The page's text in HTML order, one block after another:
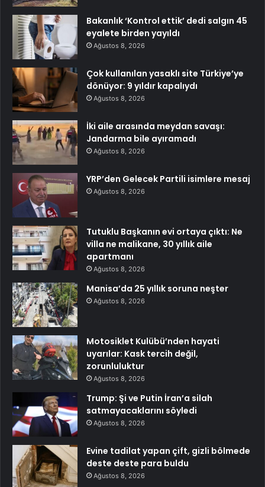
Bakanlık ‘Kontrol ettik’ dedi salgın 45
eyalete birden yayıldı
Ağustos 8, 2026
Çok kullanılan yasaklı site Türkiye’ye
dönüyor: 9 yıldır kapalıydı
Ağustos 8, 2026
İki aile arasında meydan savaşı:
Jandarma bile ayıramadı
Ağustos 8, 2026
YRP’den Gelecek Partili isimlere mesaj
Ağustos 8, 2026
Tutuklu Başkanın evi ortaya çıktı: Ne
villa ne malikane, 30 yıllık aile
apartmanı
Ağustos 8, 2026
Manisa’da 25 yıllık soruna neşter
Ağustos 8, 2026
Motosiklet Kulübü’nden hayati
uyarılar: Kask tercih değil,
zorunluluktur
Ağustos 8, 2026
Trump: Şi ve Putin İran’a silah
satmayacaklarını söyledi
Ağustos 8, 2026
Evine tadilat yapan çift, gizli bölmede
deste deste para buldu
Ağustos 8, 2026